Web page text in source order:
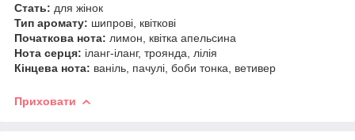
Стать: для жінок
Тип аромату: шипрові, квіткові
Початкова нота: лимон, квітка апельсина
Нота серця: іланг-іланг, троянда, лілія
Кінцева нота: ваніль, пачулі, боби тонка, ветивер
Приховати